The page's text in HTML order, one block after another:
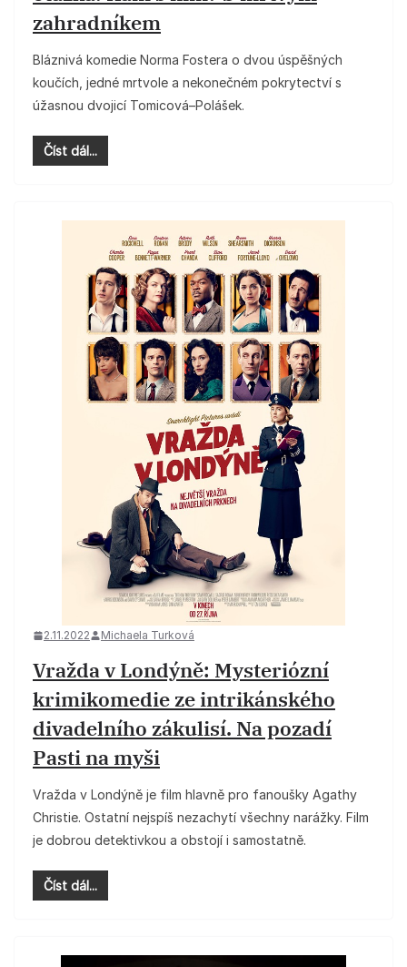
zahradníkem
Bláznivá komedie Norma Fostera o dvou úspěšných
koučích, jedné mrtvole a nekonečném pokrytectví s
úžasnou dvojicí Tomicová–Polášek.
Číst dál...
2.11.2022 Michaela Turková
Vražda v Londýně: Mysteriózní
krimikomedie ze intrikánského
divadelního zákulisí. Na pozadí
Pasti na myši
Vražda v Londýně je film hlavně pro fanoušky Agathy
Christie. Ostatní nejspíš nezachytí všechny narážky. Film
je dobrou detektivkou a obstojí i samostatně.
Číst dál...